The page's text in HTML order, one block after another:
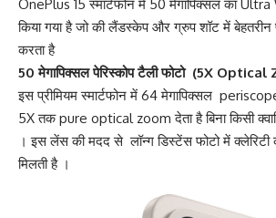
OnePlus 15 स्मार्टफोन में 50 मेगापिक्सल का
किया गया है जो की लैंडस्केप और ग्रुप शॉट में बेहतरीन
करता है
50 मेगापिक्सल पेरिस्कोप टैली फोटो (5X
इस प्रीमियम स्मार्टफोन में 64 मेगापिक्सल
5X तक pure optical zoom देता है बिना किसी
। इस लेंस की मदद से लॉन्ग डिस्टेंस फोटो में
मिलती है ।